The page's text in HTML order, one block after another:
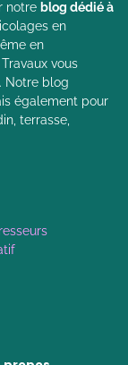
notre blog dédié à
en
en
vous
Notre blog
également pour
terrasse,